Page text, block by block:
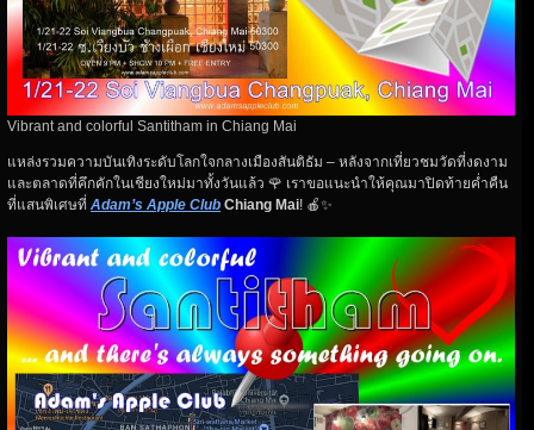
Vibrant and colorful Santitham in Chiang Mai
แหล่งรวมความบันเทิงระดับโลกใจกลางเมืองสันติธัม – หลังจากเที่ยวชมวัดที่งดงาม
และตลาดที่คึกคักในเชียงใหม่มาทั้งวันแล้ว 🌹 เราขอแนะนำให้คุณมาปิดท้ายค่ำคืน
ที่แสนพิเศษที่ Adam’s Apple Club Chiang Mai! 🍎✨